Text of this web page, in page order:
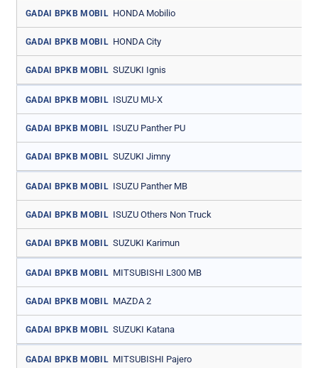
GADAI BPKB MOBIL HONDA Mobilio
GADAI BPKB MOBIL HONDA City
GADAI BPKB MOBIL SUZUKI Ignis
GADAI BPKB MOBIL ISUZU MU-X
GADAI BPKB MOBIL ISUZU Panther PU
GADAI BPKB MOBIL SUZUKI Jimny
GADAI BPKB MOBIL ISUZU Panther MB
GADAI BPKB MOBIL ISUZU Others Non Truck
GADAI BPKB MOBIL SUZUKI Karimun
GADAI BPKB MOBIL MITSUBISHI L300 MB
GADAI BPKB MOBIL MAZDA 2
GADAI BPKB MOBIL SUZUKI Katana
GADAI BPKB MOBIL MITSUBISHI Pajero